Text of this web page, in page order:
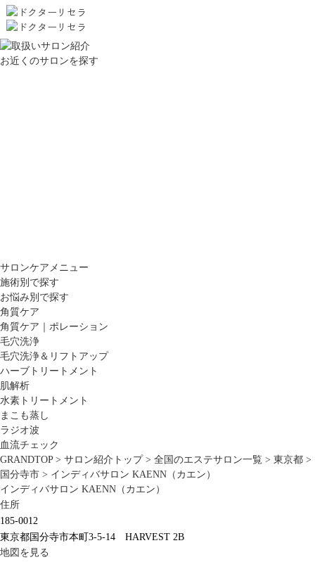
お近くのサロンを探す
サロンケアメニュー
施術別で探す
お悩み別で探す
角質ケア
角質ケア｜ポレーション
毛穴洗浄
毛穴洗浄＆リフトアップ
ハーブトリートメント
肌解析
水素トリートメント
まこも蒸し
ラジオ波
血流チェック
GRANDTOP > サロン紹介トップ > 全国のエステサロン一覧 > 東京都 >
国分寺市 > インディバサロン KAENN（カエン）
インディバサロン KAENN（カエン）
住所
185-0012
東京都国分寺市本町3-5-14 HARVEST 2B
地図を見る